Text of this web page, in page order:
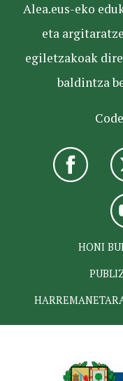
Alea.eus-eko
eta
egiletzakoak
baldintza
HONI